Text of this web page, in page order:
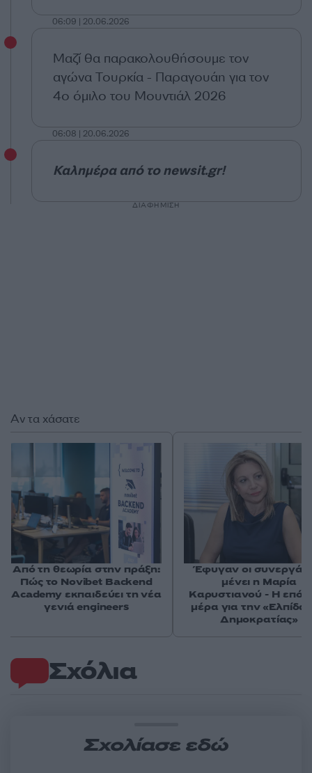
06:09 | 20.06.2026
Μαζί θα παρακολουθήσουμε τον
αγώνα Τουρκία - Παραγουάη για τον
4ο όμιλο του Μουντιάλ 2026
06:08 | 20.06.2026
Καλημέρα από το newsit.gr!
ΔΙΑΦΗΜΙΣΗ
Σχόλια
Σχολίασε εδώ
Αν τα χάσατε
Από τη θεωρία στην πράξη:
Πώς το Novibet Backend
Academy εκπαιδεύει τη νέα
γενιά engineers
Έφυγαν οι
μένει η Μαρία
Καρυστιανού - Η
μέρα για την «Ελπίδα
Δημοκρατίας»